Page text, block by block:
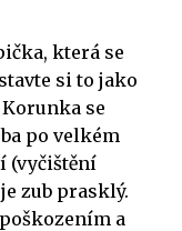
která se
si to jako
se
po velkém
(vyčištění
zub prasklý.
a